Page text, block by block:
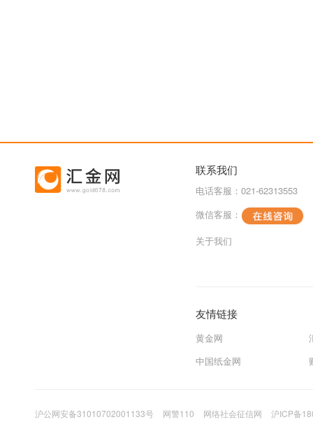
联系我们
电话客服：021-62313553
微信客服：
关于我们
友情链接
黄金网
中国纸金网
沪公网安备31010702001133号 网警110 网络社会征信网 沪ICP备